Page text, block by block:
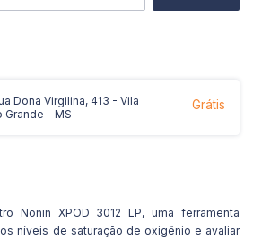
Dona Virgilina, 413 - Vila
Grande - MS
Grátis
Nonin XPOD 3012 LP, uma ferramenta
níveis de saturação de oxigênio e avaliar